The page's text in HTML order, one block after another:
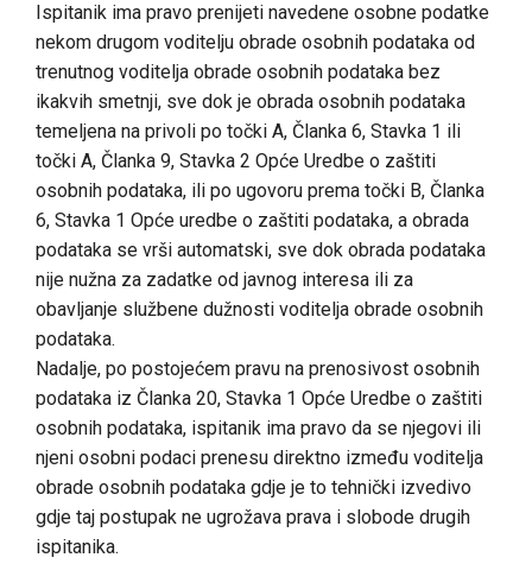
Ispitanik ima pravo prenijeti navedene osobne podatke
nekom drugom voditelju obrade osobnih podataka od
trenutnog voditelja obrade osobnih podataka bez
ikakvih smetnji, sve dok je obrada osobnih podataka
temeljena na privoli po točki A, Članka 6, Stavka 1 ili
točki A, Članka 9, Stavka 2 Opće Uredbe o zaštiti
osobnih podataka, ili po ugovoru prema točki B, Članka
6, Stavka 1 Opće uredbe o zaštiti podataka, a obrada
podataka se vrši automatski, sve dok obrada podataka
nije nužna za zadatke od javnog interesa ili za
obavljanje službene dužnosti voditelja obrade osobnih
podataka.
Nadalje, po postojećem pravu na prenosivost osobnih
podataka iz Članka 20, Stavka 1 Opće Uredbe o zaštiti
osobnih podataka, ispitanik ima pravo da se njegovi ili
njeni osobni podaci prenesu direktno između voditelja
obrade osobnih podataka gdje je to tehnički izvedivo
gdje taj postupak ne ugrožava prava i slobode drugih
ispitanika.